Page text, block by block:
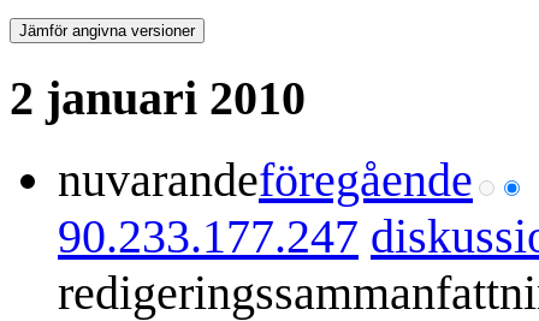
2 januari 2010
nuvarandeföregående
90.233.177.247